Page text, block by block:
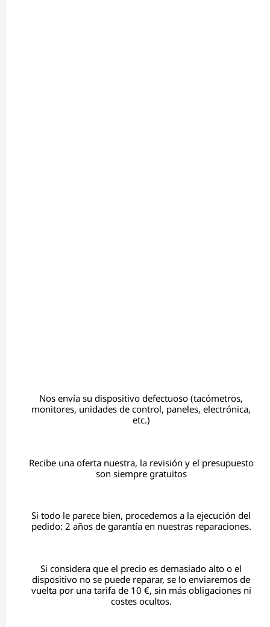
Nos envía su dispositivo defectuoso (tacómetros,
monitores, unidades de control, paneles, electrónica,
etc.)
Recibe una oferta nuestra, la revisión y el presupuesto
son siempre gratuitos
Si todo le parece bien, procedemos a la ejecución del
pedido: 2 años de garantía en nuestras reparaciones.
Si considera que el precio es demasiado alto o el
dispositivo no se puede reparar, se lo enviaremos de
vuelta por una tarifa de 10 €, sin más obligaciones ni
costes ocultos.